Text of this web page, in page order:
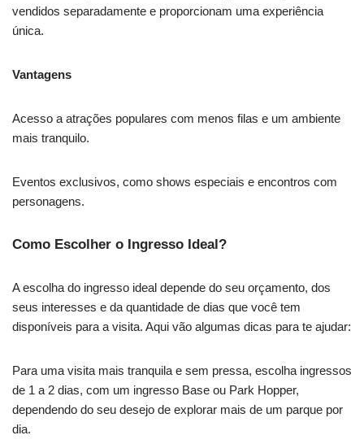
vendidos separadamente e proporcionam uma experiência
única.
Vantagens
Acesso a atrações populares com menos filas e um ambiente
mais tranquilo.
Eventos exclusivos, como shows especiais e encontros com
personagens.
Como Escolher o Ingresso Ideal?
A escolha do ingresso ideal depende do seu orçamento, dos
seus interesses e da quantidade de dias que você tem
disponíveis para a visita. Aqui vão algumas dicas para te ajudar:
Para uma visita mais tranquila e sem pressa, escolha ingressos
de 1 a 2 dias, com um ingresso Base ou Park Hopper,
dependendo do seu desejo de explorar mais de um parque por
dia.